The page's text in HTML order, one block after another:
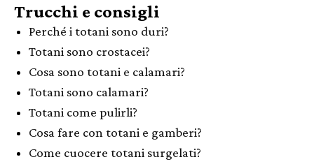
Trucchi e consigli
Perché i totani sono duri?
Totani sono crostacei?
Cosa sono totani e calamari?
Totani sono calamari?
Totani come pulirli?
Cosa fare con totani e gamberi?
Come cuocere totani surgelati?